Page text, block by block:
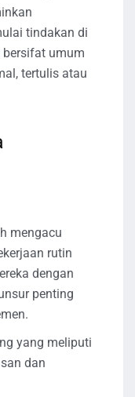
tindakan di
bersifat umum
tertulis atau
mengacu
rutin
dengan
penting
yang meliputi
dan